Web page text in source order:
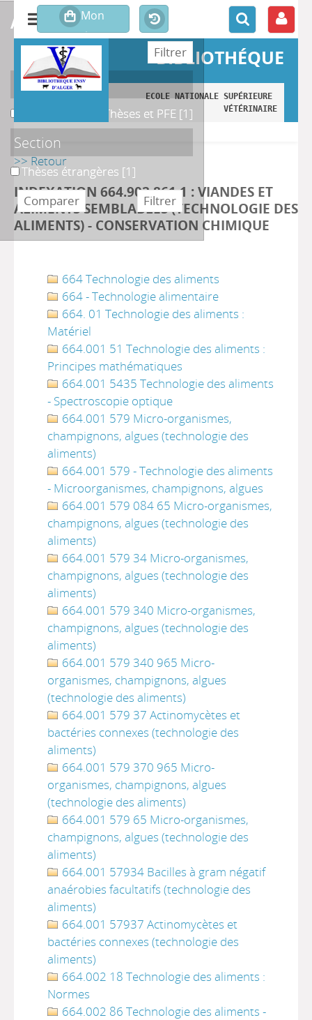
BIBLIOTHÉQUE
ECOLE NATIONALE SUPÉRIEURE
VÉTÉRINAIRE
>> Retour
INDEXATION 664.902 861 1 : VIANDES ET
ALIMENTS SEMBLABLES (TECHNOLOGIE DES
ALIMENTS) - CONSERVATION CHIMIQUE
664 Technologie des aliments
664 - Technologie alimentaire
664. 01 Technologie des aliments :
Matériel
664.001 51 Technologie des aliments :
Principes mathématiques
664.001 5435 Technologie des aliments
- Spectroscopie optique
664.001 579 Micro-organismes,
champignons, algues (technologie des
aliments)
664.001 579 - Technologie des aliments
- Microorganismes, champignons, algues
664.001 579 084 65 Micro-organismes,
champignons, algues (technologie des
aliments)
664.001 579 34 Micro-organismes,
champignons, algues (technologie des
aliments)
664.001 579 340 Micro-organismes,
champignons, algues (technologie des
aliments)
664.001 579 340 965 Micro-
organismes, champignons, algues
(technologie des aliments)
664.001 579 37 Actinomycètes et
bactéries connexes (technologie des
aliments)
664.001 579 370 965 Micro-
organismes, champignons, algues
(technologie des aliments)
664.001 579 65 Micro-organismes,
champignons, algues (technologie des
aliments)
664.001 57934 Bacilles à gram négatif
anaérobies facultatifs (technologie des
aliments)
664.001 57937 Actinomycètes et
bactéries connexes (technologie des
aliments)
664.002 18 Technologie des aliments :
Normes
664.002 86 Technologie des aliments -
affiner ou comparer
Localisation
B. Magasin des Thèses et PFE
B. Magasin des Thèses et PFE [1]
Section
Thèses étrangères
Thèses étrangères [1]